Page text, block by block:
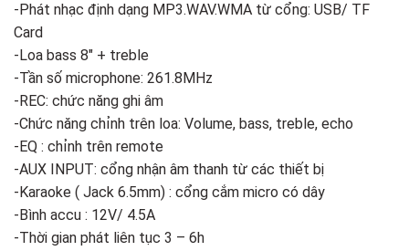
-Phát nhạc định dạng MP3.WAV.WMA từ cổng: USB/ TF
Card
-Loa bass 8″ + treble
-Tần số microphone: 261.8MHz
-REC: chức năng ghi âm
-Chức năng chỉnh trên loa: Volume, bass, treble, echo
-EQ : chỉnh trên remote
-AUX INPUT: cổng nhận âm thanh từ các thiết bị
-Karaoke ( Jack 6.5mm) : cổng cắm micro có dây
-Bình accu : 12V/ 4.5A
-Thời gian phát liên tục 3 – 6h